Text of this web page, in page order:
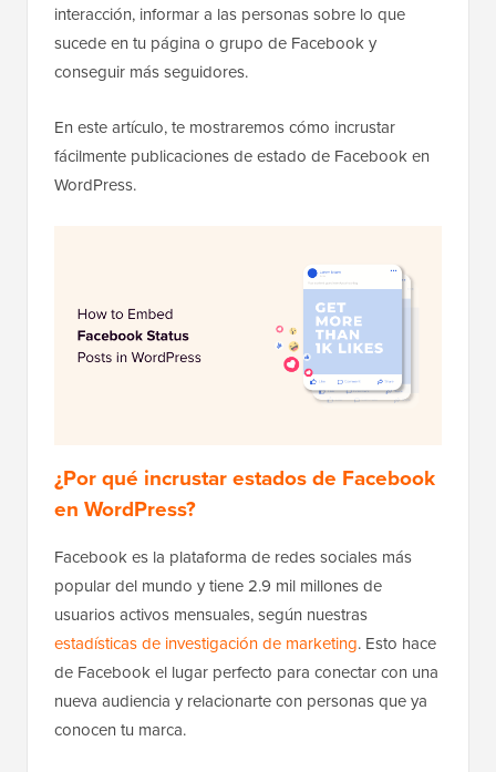
interacción, informar a las personas sobre lo que
sucede en tu página o grupo de Facebook y
conseguir más seguidores.
En este artículo, te mostraremos cómo incrustar
fácilmente publicaciones de estado de Facebook en
WordPress.
¿Por qué incrustar estados de Facebook
en WordPress?
Facebook es la plataforma de redes sociales más
popular del mundo y tiene 2.9 mil millones de
usuarios activos mensuales, según nuestras
estadísticas de investigación de marketing. Esto hace
de Facebook el lugar perfecto para conectar con una
nueva audiencia y relacionarte con personas que ya
conocen tu marca.